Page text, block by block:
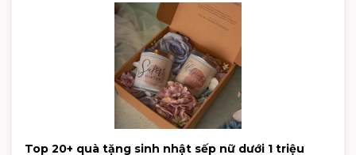
Top 20+ quà tặng sinh nhật sếp nữ dưới 1 triệu